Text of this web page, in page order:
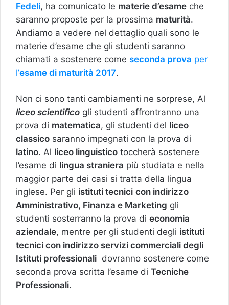
Fedeli, ha comunicato le materie d’esame che
saranno proposte per la prossima maturità.
Andiamo a vedere nel dettaglio quali sono le
materie d’esame che gli studenti saranno
chiamati a sostenere come seconda prova per
l’esame di maturità 2017.
Non ci sono tanti cambiamenti ne sorprese, Al
liceo scientifico gli studenti affrontranno una
prova di matematica, gli studenti del liceo
classico saranno impegnati con la prova di
latino. Al liceo linguistico toccherà sostenere
l’esame di lingua straniera più studiata e nella
maggior parte dei casi si tratta della lingua
inglese. Per gli istituti tecnici con indirizzo
Amministrativo, Finanza e Marketing gli
studenti sosterranno la prova di economia
aziendale, mentre per gli studenti degli istituti
tecnici con indirizzo servizi commerciali degli
Istituti professionali dovranno sostenere come
seconda prova scritta l’esame di Tecniche
Professionali.